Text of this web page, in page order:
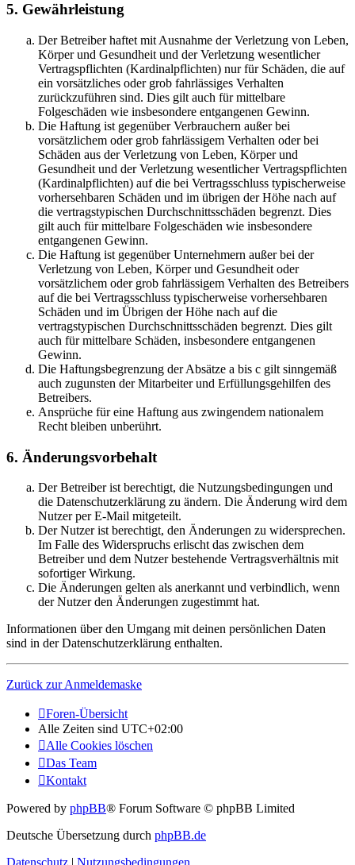
5. Gewährleistung
Der Betreiber haftet mit Ausnahme der Verletzung von Leben,
Körper und Gesundheit und der Verletzung wesentlicher
Vertragspflichten (Kardinalpflichten) nur für Schäden, die auf
ein vorsätzliches oder grob fahrlässiges Verhalten
zurückzuführen sind. Dies gilt auch für mittelbare
Folgeschäden wie insbesondere entgangenen Gewinn.
Die Haftung ist gegenüber Verbrauchern außer bei
vorsätzlichem oder grob fahrlässigem Verhalten oder bei
Schäden aus der Verletzung von Leben, Körper und
Gesundheit und der Verletzung wesentlicher Vertragspflichten
(Kardinalpflichten) auf die bei Vertragsschluss typischerweise
vorhersehbaren Schäden und im übrigen der Höhe nach auf
die vertragstypischen Durchschnittsschäden begrenzt. Dies
gilt auch für mittelbare Folgeschäden wie insbesondere
entgangenen Gewinn.
Die Haftung ist gegenüber Unternehmern außer bei der
Verletzung von Leben, Körper und Gesundheit oder
vorsätzlichem oder grob fahrlässigem Verhalten des Betreibers
auf die bei Vertragsschluss typischerweise vorhersehbaren
Schäden und im Übrigen der Höhe nach auf die
vertragstypischen Durchschnittsschäden begrenzt. Dies gilt
auch für mittelbare Schäden, insbesondere entgangenen
Gewinn.
Die Haftungsbegrenzung der Absätze a bis c gilt sinngemäß
auch zugunsten der Mitarbeiter und Erfüllungsgehilfen des
Betreibers.
Ansprüche für eine Haftung aus zwingendem nationalem
Recht bleiben unberührt.
6. Änderungsvorbehalt
Der Betreiber ist berechtigt, die Nutzungsbedingungen und
die Datenschutzerklärung zu ändern. Die Änderung wird dem
Nutzer per E-Mail mitgeteilt.
Der Nutzer ist berechtigt, den Änderungen zu widersprechen.
Im Falle des Widerspruchs erlischt das zwischen dem
Betreiber und dem Nutzer bestehende Vertragsverhältnis mit
sofortiger Wirkung.
Die Änderungen gelten als anerkannt und verbindlich, wenn
der Nutzer den Änderungen zugestimmt hat.
Informationen über den Umgang mit deinen persönlichen Daten
sind in der Datenschutzerklärung enthalten.
Zurück zur Anmeldemaske
Foren-Übersicht
Alle Zeiten sind UTC+02:00
Alle Cookies löschen
Das Team
Kontakt
Powered by phpBB® Forum Software © phpBB Limited
Deutsche Übersetzung durch phpBB.de